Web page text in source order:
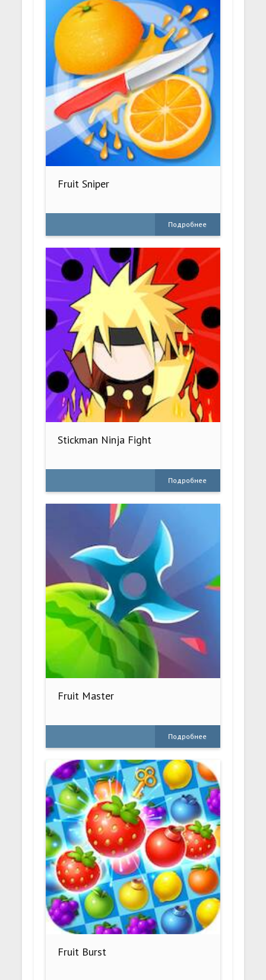
Fruit Sniper
Подробнее
Stickman Ninja Fight
Подробнее
Fruit Master
Подробнее
Fruit Burst